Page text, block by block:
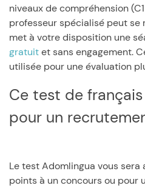
niveaux de compréhension
professeur spécialisé peut se
met à votre disposition une
gratuitet sans engagement.
utilisée pour une évaluation
Ce test de français peut-il m’aider
pour un
Le test Adomlingua vous
points à un concours ou pour